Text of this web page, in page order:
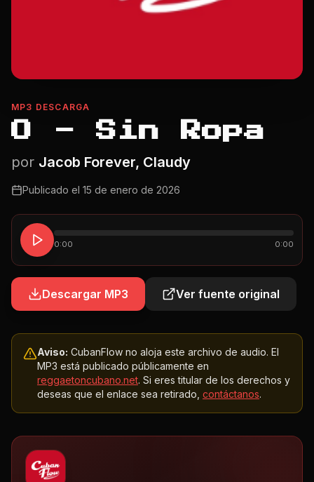
MP3 DESCARGA
O - Sin Ropa
por Jacob Forever, Claudy
Publicado el 15 de enero de 2026
0:00 0:00
Descargar MP3 Ver fuente original
Aviso: CubanFlow no aloja este archivo de audio. El
MP3 está publicado públicamente en
reggaetoncubano.net. Si eres titular de los derechos y
deseas que el enlace sea retirado, contáctanos.